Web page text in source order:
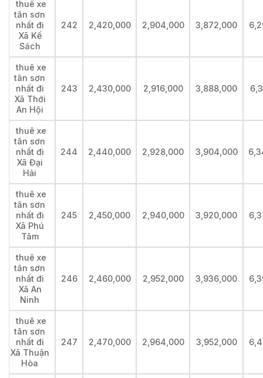
thuê xe
tân sơn
nhất đi
Xã Kế
Sách
242 2,420,000 2,904,000 3,872,000
thuê xe
tân sơn
nhất đi
Xã Thới
An Hội
243 2,430,000 2,916,000 3,888,000
thuê xe
tân sơn
nhất đi
Xã Đại
Hải
244 2,440,000 2,928,000 3,904,000
thuê xe
tân sơn
nhất đi
Xã Phú
Tâm
245 2,450,000 2,940,000 3,920,000
thuê xe
tân sơn
nhất đi
Xã An
Ninh
246 2,460,000 2,952,000 3,936,000
thuê xe
tân sơn
nhất đi
Xã Thuận
Hòa
247 2,470,000 2,964,000 3,952,000